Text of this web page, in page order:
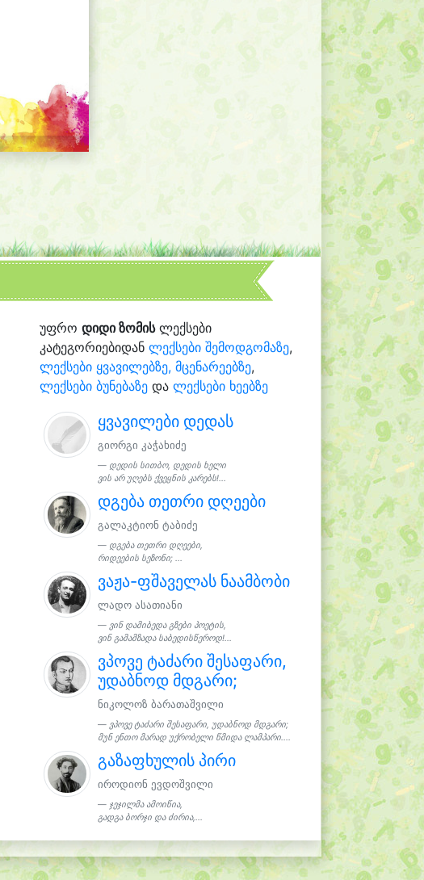
უფროდიდი ზომისლექსები
კატეგორიებიდანლექსები შემოდგომაზე,
ლექსები ყვავილებზე, მცენარეებზე,
ლექსები ბუნებაზე დალექსები ხეებზე
ყვავილები დედას
გიორგი კაჭახიძე
დედის სითბო, დედის ხელი
ვის არ უღებს ქვეყნის კარებს!...
დგება თეთრი დღეები
გალაკტიონ ტაბიძე
დგება თეთრი დღეები,
რიდეების სეზონი; ...
ვაჟა-ფშაველას ნაამბობი
ლადო ასათიანი
ვინ დამიბედა გზები პოეტის,
ვინ გამამზადა საბედისწეროდ!...
ვპოვე ტაძარი შესაფარი,
უდაბნოდ მდგარი;
ნიკოლოზ ბარათაშვილი
ვპოვე ტაძარი შესაფარი, უდაბნოდ მდგარი;
მუნ ენთო მარად უქრობელი წმიდა ლამპარი....
გაზაფხულის პირი
იროდიონ ევდოშვილი
ჯეჯილმა ამოიწია,
გადგა ბორჯი და ძირია,...